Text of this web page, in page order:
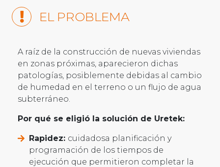
EL PROBLEMA
A raíz de la construcción de nuevas viviendas
en zonas próximas, aparecieron dichas
patologías, posiblemente debidas al cambio
de humedad en el terreno o un flujo de agua
subterráneo.
Por qué se eligió la solución de Uretek:
Rapidez: cuidadosa planificación y
programación de los tiempos de
ejecución que permitieron completar la